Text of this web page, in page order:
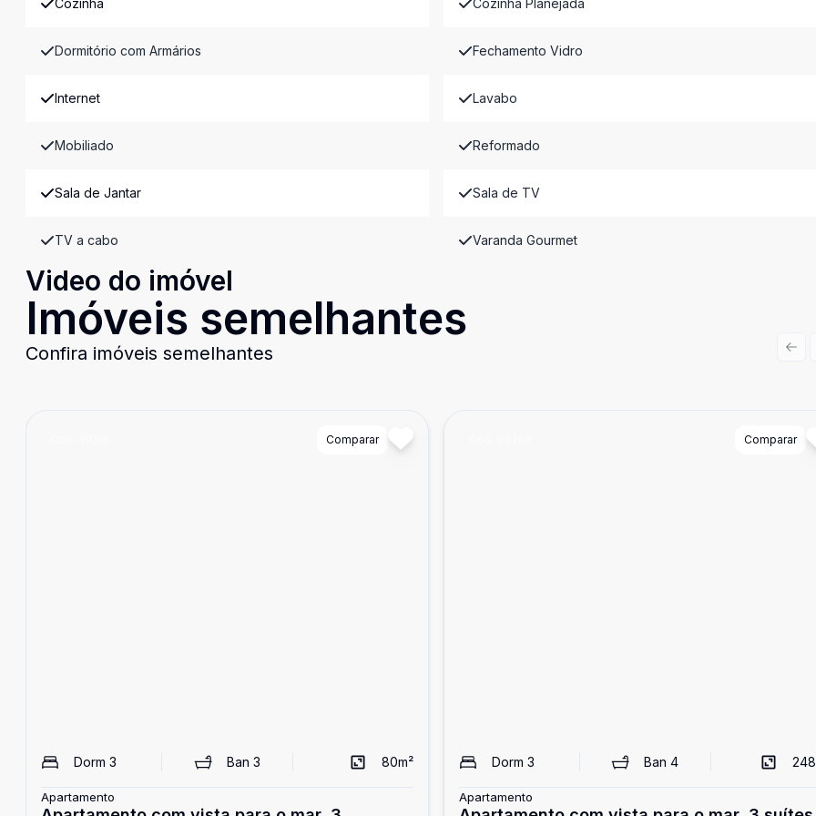
Cozinha Cozinha Planejada
Dormitório com Armários Fechamento Vidro
Internet Lavabo
Mobiliado Reformado
Sala de Jantar Sala de TV
TV a cabo Varanda Gourmet
Video do imóvel
Imóveis semelhantes
Confira imóveis semelhantes
Comparar
Dorm 3 Ban3 80m²
Apartamento
Comparar
Dorm 3 Ban4 248
Apartamento